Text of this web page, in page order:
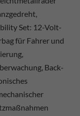
Set: 12-Volt-
für Fahrer und
Back-